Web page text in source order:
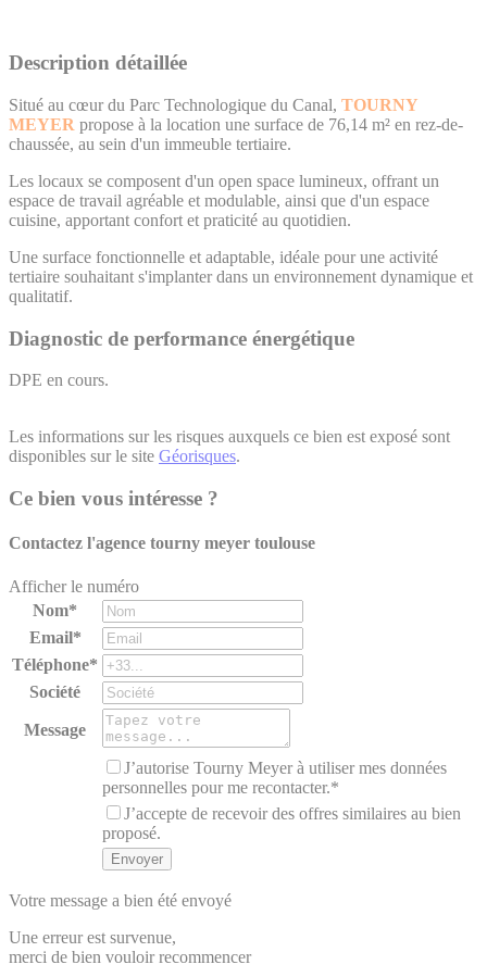
Description détaillée
Situé au cœur du Parc Technologique du Canal, TOURNY
MEYER propose à la location une surface de 76,14 m² en rez-de-
chaussée, au sein d'un immeuble tertiaire.
Les locaux se composent d'un open space lumineux, offrant un
espace de travail agréable et modulable, ainsi que d'un espace
cuisine, apportant confort et praticité au quotidien.
Une surface fonctionnelle et adaptable, idéale pour une activité
tertiaire souhaitant s'implanter dans un environnement dynamique et
qualitatif.
Diagnostic de performance énergétique
DPE en cours.
Les informations sur les risques auxquels ce bien est exposé sont
disponibles sur le site Géorisques.
Ce bien vous intéresse ?
Contactez l'agence tourny meyer toulouse
Afficher le numéro
Nom*
Email*
Téléphone*
Société
Message
J’autorise Tourny Meyer à utiliser mes données
personnelles pour me recontacter.*
J’accepte de recevoir des offres similaires au bien
proposé.
Votre message a bien été envoyé
Une erreur est survenue,
merci de bien vouloir recommencer